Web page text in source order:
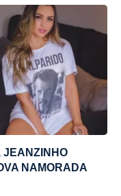
JEANZINHO
NAMORADA